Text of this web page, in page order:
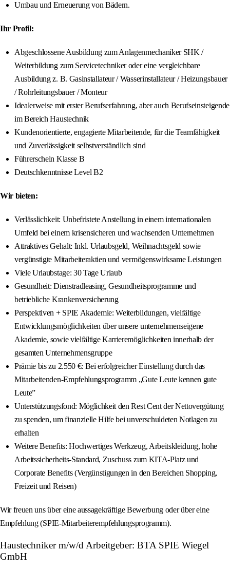
Umbau und Erneuerung von Bädern.
Ihr Profil:
Abgeschlossene Ausbildung zum Anlagenmechaniker SHK /
Weiterbildung zum Servicetechniker oder eine vergleichbare
Ausbildung z. B. Gasinstallateur / Wasserinstallateur / Heizungsbauer
/ Rohrleitungsbauer / Monteur
Idealerweise mit erster Berufserfahrung, aber auch Berufseinsteigende
im Bereich Haustechnik
Kundenorientierte, engagierte Mitarbeitende, für die Teamfähigkeit
und Zuverlässigkeit selbstverständlich sind
Führerschein Klasse B
Deutschkenntnisse Level B2
Wir bieten:
Verlässlichkeit: Unbefristete Anstellung in einem internationalen
Umfeld bei einem krisensicheren und wachsenden Unternehmen
Attraktives Gehalt: Inkl. Urlaubsgeld, Weihnachtsgeld sowie
vergünstigte Mitarbeiteraktien und vermögenswirksame Leistungen
Viele Urlaubstage: 30 Tage Urlaub
Gesundheit: Dienstradleasing, Gesundheitsprogramme und
betriebliche Krankenversicherung
Perspektiven + SPIE Akademie: Weiterbildungen, vielfältige
Entwicklungsmöglichkeiten über unsere unternehmenseigene
Akademie, sowie vielfältige Karrieremöglichkeiten innerhalb der
gesamten Unternehmensgruppe
Prämie bis zu 2.550 €: Bei erfolgreicher Einstellung durch das
Mitarbeitenden-Empfehlungsprogramm „Gute Leute kennen gute
Leute”
Unterstützungsfond: Möglichkeit den Rest Cent der Nettovergütung
zu spenden, um finanzielle Hilfe bei unverschuldeten Notlagen zu
erhalten
Weitere Benefits: Hochwertiges Werkzeug, Arbeitskleidung, hohe
Arbeitssicherheits-Standard, Zuschuss zum KITA-Platz und
Corporate Benefits (Vergünstigungen in den Bereichen Shopping,
Freizeit und Reisen)
Wir freuen uns über eine aussagekräftige Bewerbung oder über eine
Empfehlung (SPIE-Mitarbeiterempfehlungsprogramm).
Haustechniker m/w/d Arbeitgeber: BTA SPIE Wiegel
GmbH